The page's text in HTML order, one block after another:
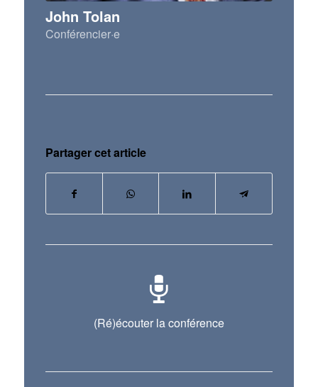
John Tolan
Conférencier·e
Partager cet article
(Ré)écouter la conférence